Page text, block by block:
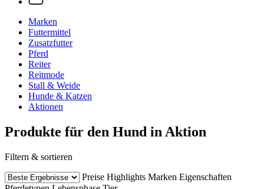
Marken
Futtermittel
Zusatzfutter
Pferd
Reiter
Reitmode
Stall & Weide
Hunde & Katzen
Aktionen
Produkte für den Hund in Aktion
Filtern & sortieren
Preise Highlights Marken Eigenschaften